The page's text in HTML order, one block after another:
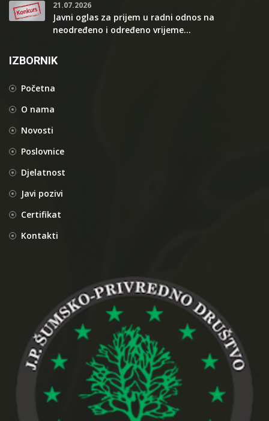
21.07.2026
Javni oglas za prijem u radni odnos na
neodređeno i određeno vrijeme...
IZBORNIK
Početna
O nama
Novosti
Poslovnice
Djelatnost
Javi pozivi
Certifikat
Kontakti